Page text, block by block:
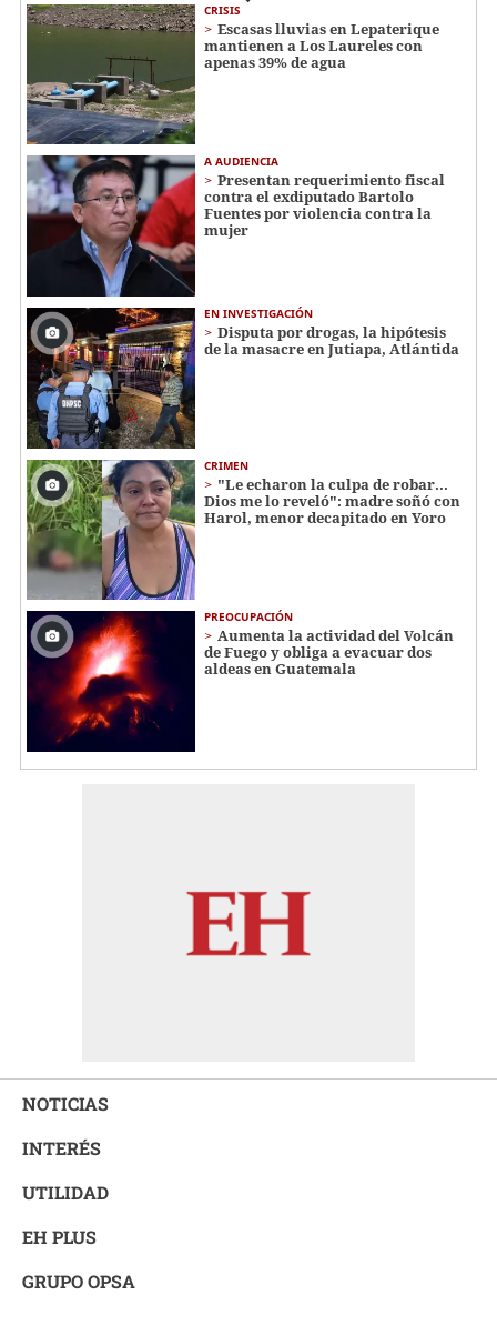
CRISIS
Escasas lluvias en Lepaterique
mantienen a Los Laureles con
apenas 39% de agua
A AUDIENCIA
Presentan requerimiento fiscal
contra el exdiputado Bartolo
Fuentes por violencia contra la
mujer
EN INVESTIGACIÓN
Disputa por drogas, la hipótesis
de la masacre en Jutiapa, Atlántida
CRIMEN
"Le echaron la culpa de robar...
Dios me lo reveló": madre soñó con
Harol, menor decapitado en Yoro
PREOCUPACIÓN
Aumenta la actividad del Volcán
de Fuego y obliga a evacuar dos
aldeas en Guatemala
NOTICIAS
INTERÉS
UTILIDAD
EH PLUS
GRUPO OPSA